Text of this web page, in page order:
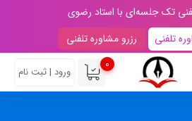
تک جلسه‌ای با استاد رضوی
تلفنی
رزرو مشاوره تلفنی
0
ورود | ثبت نام